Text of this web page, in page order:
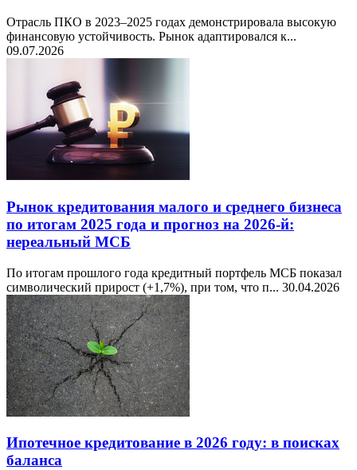
Отрасль ПКО в 2023–2025 годах демонстрировала высокую
финансовую устойчивость. Рынок адаптировался к...
09.07.2026
Рынок кредитования малого и среднего бизнеса
по итогам 2025 года и прогноз на 2026-й:
нереальный МСБ
По итогам прошлого года кредитный портфель МСБ показал
символический прирост (+1,7%), при том, что п... 30.04.2026
Ипотечное кредитование в 2026 году: в поисках
баланса